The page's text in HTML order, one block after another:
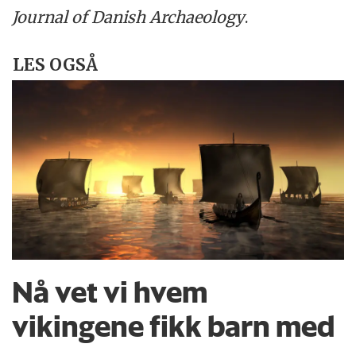
Journal of Danish Archaeology.
LES OGSÅ
Nå vet vi hvem
vikingene fikk barn med